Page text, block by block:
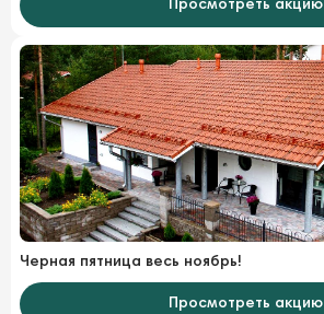
Просмотреть акцию
Черная пятница весь ноябрь!
Просмотреть акцию